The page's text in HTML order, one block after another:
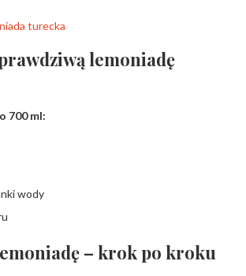
lemoniadę
700 ml:
wody
– krok po kroku